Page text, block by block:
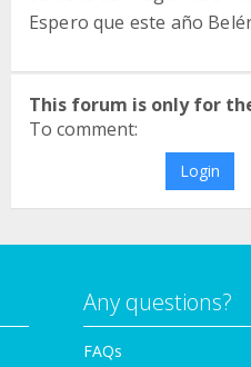
Espero que este año
This forum is only for
To comment:
Login
Any questions?
FAQs